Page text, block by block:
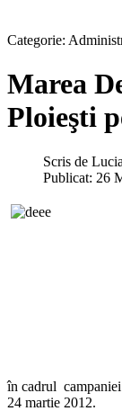
Categorie:
Marea
Ploieşti
Scris de
Publicat: 26
în cadrul campaniei
24 martie 2012.